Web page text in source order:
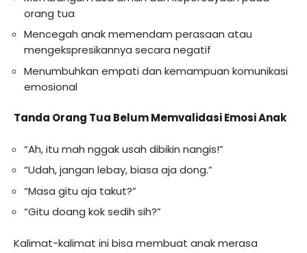
orang tua
Mencegah anak memendam perasaan atau
mengekspresikannya secara negatif
Menumbuhkan empati dan kemampuan komunikasi
emosional
Tanda Orang Tua Belum Memvalidasi Emosi Anak
“Ah, itu mah nggak usah dibikin nangis!”
“Udah, jangan lebay, biasa aja dong.”
“Masa gitu aja takut?”
“Gitu doang kok sedih sih?”
Kalimat-kalimat ini bisa membuat anak merasa